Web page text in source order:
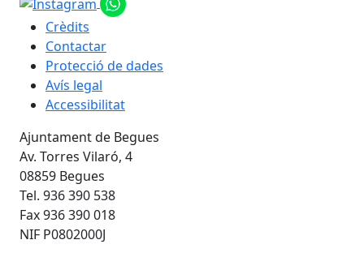
Crèdits
Contactar
Protecció de dades
Avís legal
Accessibilitat
Ajuntament de Begues
Av. Torres Vilaró, 4
08859 Begues
Tel. 936 390 538
Fax 936 390 018
NIF P0802000J